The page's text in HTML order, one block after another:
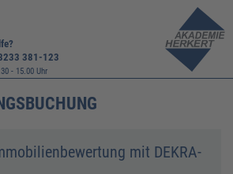
381-123
- 15.00 Uhr
mit DEKRA-